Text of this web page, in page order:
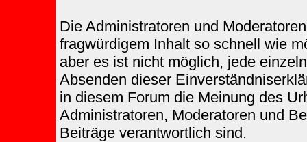
Die Administratoren und
fragwürdigem Inhalt so schnell wie
aber es ist nicht möglich, jede
Absenden dieser
in diesem Forum die Meinung des
Administratoren, Moderatoren und
Beiträge verantwortlich sind.